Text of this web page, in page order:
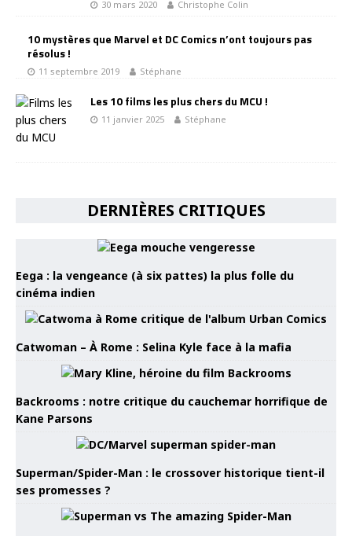
30 mars 2020 Christophe Colin
10 mystères que Marvel et DC Comics n’ont toujours pas
résolus !
11 septembre 2019 Stéphane
Les 10 films les plus chers du MCU !
11 janvier 2025 Stéphane
DERNIÈRES CRITIQUES
Eega : la vengeance (à six pattes) la plus folle du
cinéma indien
Catwoman – À Rome : Selina Kyle face à la mafia
Backrooms : notre critique du cauchemar horrifique de
Kane Parsons
Superman/Spider-Man : le crossover historique tient-il
ses promesses ?